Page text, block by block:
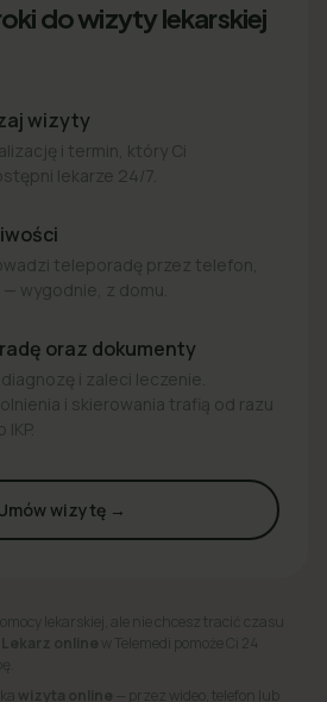
do wizyty lekarskiej
wizyty
i termin, który Ci
lekarze 24/7.
teleporadę przez telefon,
wygodnie, z domu.
oraz dokumenty
i zaleci leczenie.
i skierowania trafią od razu
wizytę →
lekarskiej, ale nie chcesz tracić czasu
Lekarz online w Telemedi pomoże Ci 24
wizyta online — przez wideo, telefon lub